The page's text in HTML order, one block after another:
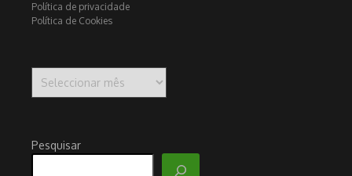
Política de privacidade
Política de Cookies
Pesquisar